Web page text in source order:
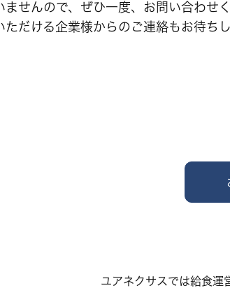
せんので、ぜひ一度、お問い合わせく
だける企業様からのご連絡もお待ちし
ユアネクサスでは給食運